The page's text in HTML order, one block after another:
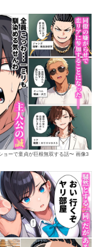
ョーで童貞が巨根無双する話〜 画像3